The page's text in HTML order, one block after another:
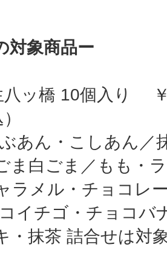
対象商品ー
八ッ橋 10個入り
あん・こしあん／
ま白ごま／もも・
ラメル・チョコレ
イチゴ・チョコバ
抹茶 詰合せは対